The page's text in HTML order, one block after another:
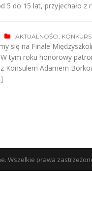
5 do 15 lat, przyjechało
AKTUALNOŚCI,
się na Finale
tym roku honorowy
Konsulem Adamem
Wszelkie prawa